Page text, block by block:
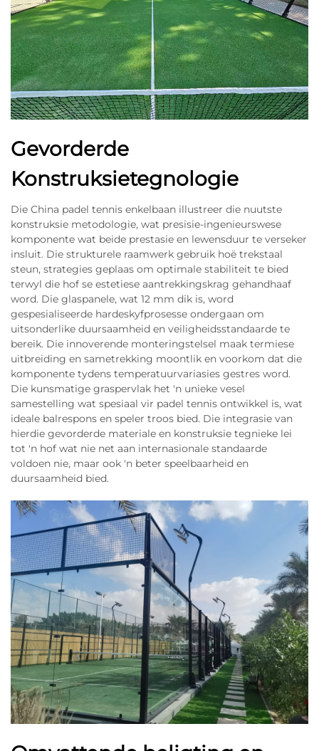
Gevorderde
Konstruksietegnologie
Die China padel tennis enkelbaan illustreer die nuutste
konstruksie metodologie, wat presisie-ingenieurswese
komponente wat beide prestasie en lewensduur te verseker
insluit. Die strukturele raamwerk gebruik hoë trekstaal
steun, strategies geplaas om optimale stabiliteit te bied
terwyl die hof se estetiese aantrekkingskrag gehandhaaf
word. Die glaspanele, wat 12 mm dik is, word
gespesialiseerde hardeskyfprosesse ondergaan om
uitsonderlike duursaamheid en veiligheidsstandaarde te
bereik. Die innoverende monteringstelsel maak termiese
uitbreiding en sametrekking moontlik en voorkom dat die
komponente tydens temperatuurvariasies gestres word.
Die kunsmatige graspervlak het 'n unieke vesel
samestelling wat spesiaal vir padel tennis ontwikkel is, wat
ideale balrespons en speler troos bied. Die integrasie van
hierdie gevorderde materiale en konstruksie tegnieke lei
tot 'n hof wat nie net aan internasionale standaarde
voldoen nie, maar ook 'n beter speelbaarheid en
duursaamheid bied.